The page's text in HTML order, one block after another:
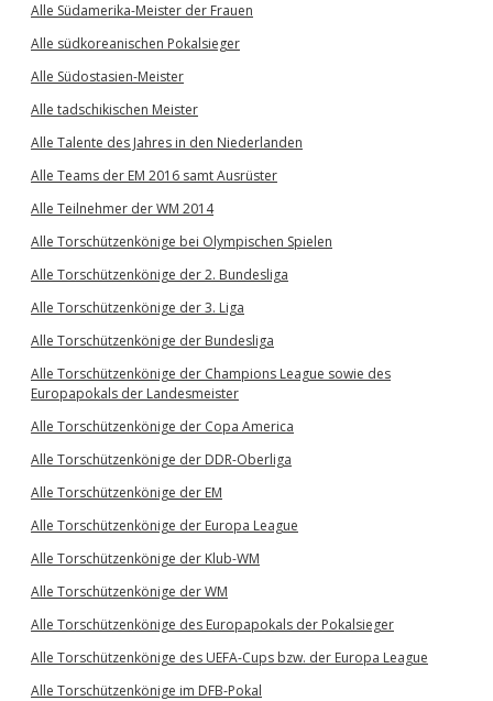
Alle Südamerika-Meister der Frauen
Alle südkoreanischen Pokalsieger
Alle Südostasien-Meister
Alle tadschikischen Meister
Alle Talente des Jahres in den Niederlanden
Alle Teams der EM 2016 samt Ausrüster
Alle Teilnehmer der WM 2014
Alle Torschützenkönige bei Olympischen Spielen
Alle Torschützenkönige der 2. Bundesliga
Alle Torschützenkönige der 3. Liga
Alle Torschützenkönige der Bundesliga
Alle Torschützenkönige der Champions League sowie des
Europapokals der Landesmeister
Alle Torschützenkönige der Copa America
Alle Torschützenkönige der DDR-Oberliga
Alle Torschützenkönige der EM
Alle Torschützenkönige der Europa League
Alle Torschützenkönige der Klub-WM
Alle Torschützenkönige der WM
Alle Torschützenkönige des Europapokals der Pokalsieger
Alle Torschützenkönige des UEFA-Cups bzw. der Europa League
Alle Torschützenkönige im DFB-Pokal